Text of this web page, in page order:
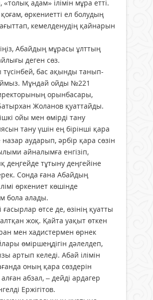
«толық адам» ілімін мұра етті.
өркениетті ел болудың
кемелденудің қайнарын
Абайдың мұрасы ұлттың
деген сөз.
түсінбей, бас ақынды танып-
Мұндай ойды №221
орын­басары,
Жоланов қуаттайды.
ойы мен өмірді тану
тану үшін ең бірінші қара
назар аударып, әрбір қара сөзін
айналымға енгізіп,
деңгейде тұтыну деңгейіне
Сонда ғана Абайдың
өркениет көшінде
бола алады.
ғасырлар өтсе де, өзі­нің қуатты
жоқ. Қайта уақыт өткен
мен хадистермен өрнек
өміршеңдігін дәлелдеп,
артып келеді. Абай ілімін
оның қара сөздерін
абзал, – дейді ардагер
Ержігітов.